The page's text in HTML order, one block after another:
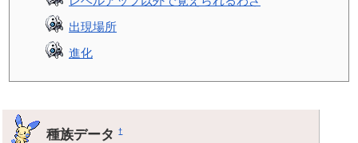
出現場所
進化
種族データ†